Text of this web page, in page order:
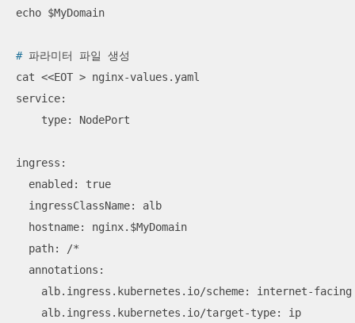
# 파라미터 파일 생성
cat <<EOT > nginx-values.yaml
service:
    type: NodePort
ingress:
  enabled: true
  ingressClassName: alb
  hostname: nginx.$MyDomain
  path: /*
  annotations:
    alb.ingress.kubernetes.io/scheme: internet-facing
    alb.ingress.kubernetes.io/target-type: ip